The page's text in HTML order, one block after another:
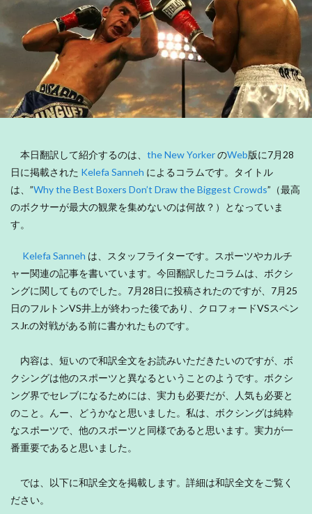
本日翻訳して紹介するのは、 the New YorkerのWeb版に7月28
日に掲載された Kelefa Sanneh によるコラムです。タイトル
は、”Why the Best Boxers Don’t Draw the Biggest Crowds”（最高
のボクサーが最大の観衆を集めないのは何故？）となっていま
す。
Kelefa Sanneh は、スタッフライターです。スポーツやカルチ
ャー関連の記事を書いています。今回翻訳したコラムは、ボクシ
ングに関してものでした。7月28日に投稿されたのですが、7月25
日のフルトンVS井上が終わった後であり、クロフォードVSスペン
スJr.の対戦がある前に書かれたものです。
内容は、短いので和訳全文をお読みいただきたいのですが、ボ
クシングは他のスポーツと異なるということのようです。ボクシ
ング界でセレブになるためには、実力も必要だが、人気も必要と
のこと。んー、どうかなと思いました。私は、ボクシングは純粋
なスポーツで、他のスポーツと同様であると思います。実力が一
番重要であると思いました。
では、以下に和訳全文を掲載します。詳細は和訳全文をご覧く
ださい。